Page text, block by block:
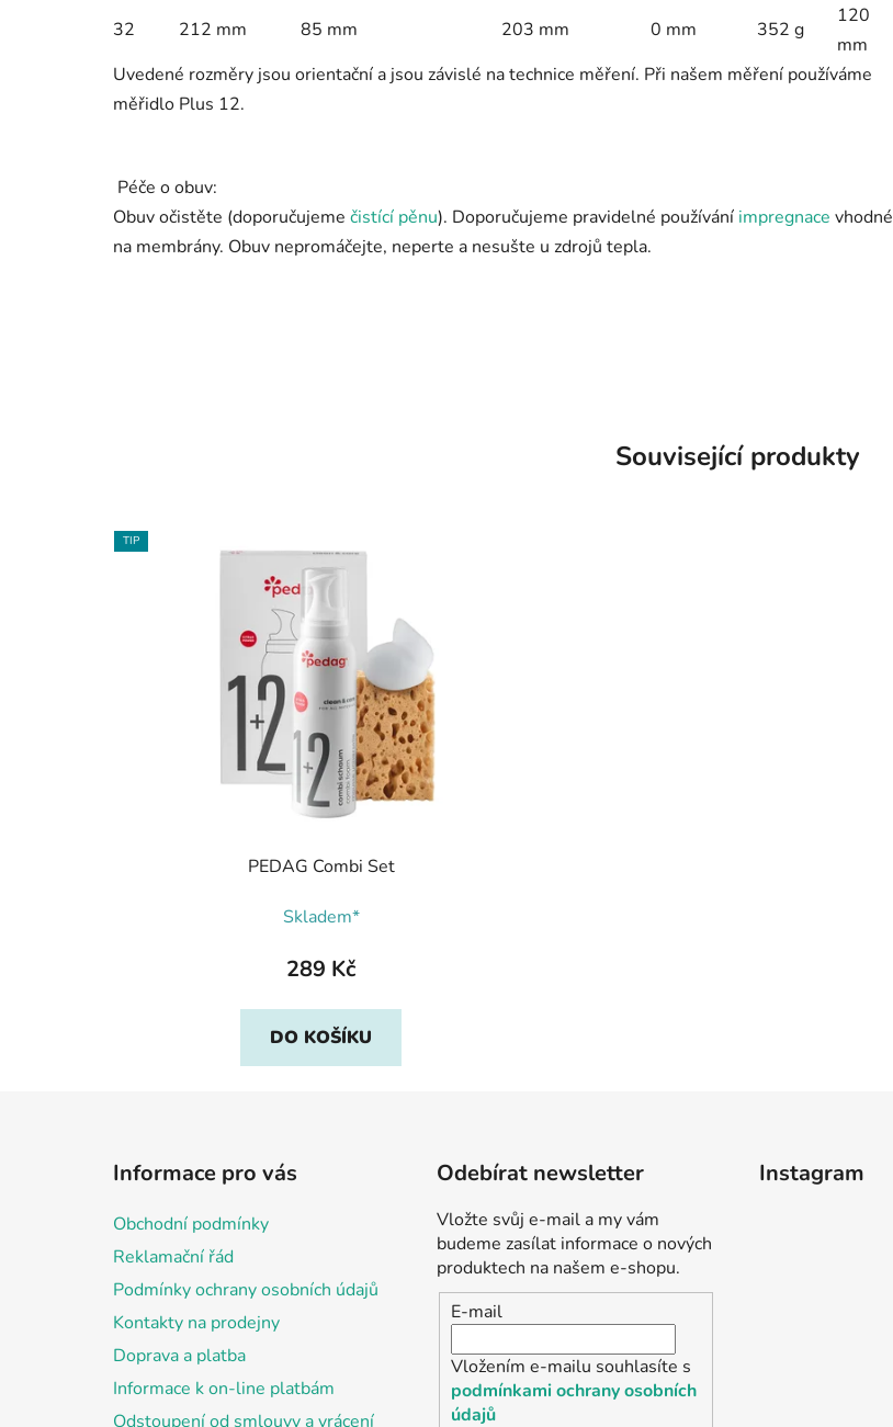
32
212 mm 85 mm 203 mm 0 mm 352 g
120
mm
Uvedené rozměry jsou orientační a jsou závislé na technice měření. Při našem měření používáme
měřidlo Plus 12.
Péče o obuv:
Obuv očistěte (doporučujeme čistící pěnu). Doporučujeme pravidelné používání impregnace vhodné
na membrány. Obuv nepromáčejte, neperte a nesušte u zdrojů tepla.
Související produkty
TIP
PEDAG Combi Set
Skladem*
289 Kč
DO KOŠÍKU
Informace pro vás
Obchodní podmínky
Reklamační řád
Podmínky ochrany osobních údajů
Kontakty na prodejny
Doprava a platba
Informace k on-line platbám
Odstoupení od smlouvy a vrácení
Odebírat newsletter
Vložte svůj e-mail a my vám
budeme zasílat informace o nových
produktech na našem e-shopu.
E-mail
Vložením e-mailu souhlasíte s
podmínkami ochrany osobních
údajů
Instagram